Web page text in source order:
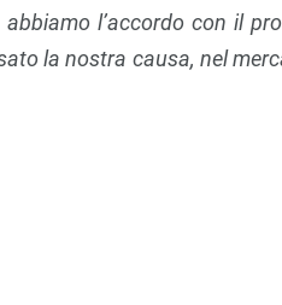
l’accordo con il
la nostra causa, nel